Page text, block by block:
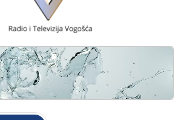
RADIO TELEVIZIJA VOGOŠĆA